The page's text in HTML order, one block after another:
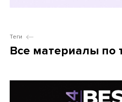
Теги
Все материалы по